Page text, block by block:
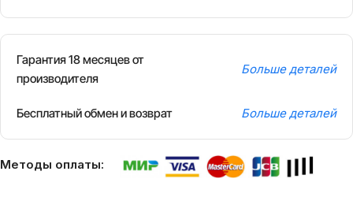
Гарантия 18 месяцев от
производителя
Больше деталей
Бесплатный обмен и возврат Больше деталей
Методы оплаты: